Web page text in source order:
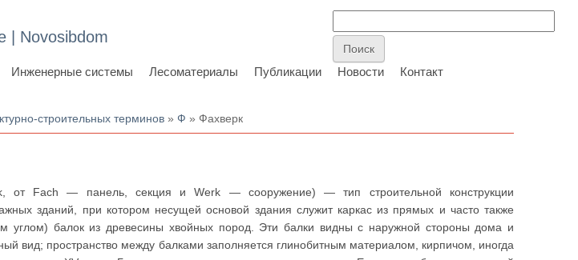
| Novosibdom
Инженерные системы Лесоматериалы Публикации Новости Контакт
строительных терминов »Ф » Фахверк
от Fach — панель, секция и Werk — сооружение) — тип строительной конструкции
зданий, при котором несущей основой здания служит каркас из прямых и часто также
углом) балок из древесины хвойных пород. Эти балки видны с наружной стороны дома и
вид; пространство между балками заполняется глинобитным материалом, кирпичом, иногда